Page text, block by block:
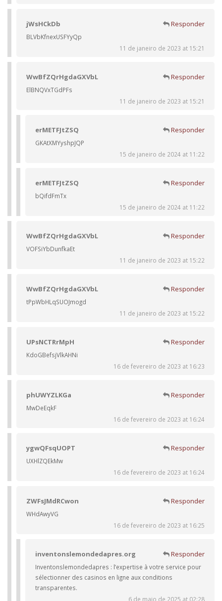
jWsHCkDb Responder
BLVbKfnexUSFYyQp
11 de janeiro de 2023 at 15:21
WwBfZQrHgdaGXVbL Responder
ElBNQVxTGdPFs
11 de janeiro de 2023 at 15:21
erMETFJtZSQ Responder
GKAtXMYyshpJQP
15 de janeiro de 2024 at 11:22
erMETFJtZSQ Responder
bQifdFmTx
15 de janeiro de 2024 at 11:22
WwBfZQrHgdaGXVbL Responder
VOFSiYbDunfkaEt
11 de janeiro de 2023 at 15:22
WwBfZQrHgdaGXVbL Responder
tPpWbHLqSUOJmogd
11 de janeiro de 2023 at 15:22
UPsNCTRrMpH Responder
KdoGBefsjVlkAHNi
16 de fevereiro de 2023 at 16:23
phUWYZLKGa Responder
MwDeEqkF
16 de fevereiro de 2023 at 16:24
ygwQFsqUOPT Responder
UXHlZQEkMw
16 de fevereiro de 2023 at 16:24
ZWFsJMdRCwon Responder
WHdAwyVG
16 de fevereiro de 2023 at 16:25
inventonslemondedapres.org Responder
Inventonslemondedapres : l’expertise à votre service pour
sélectionner des casinos en ligne aux conditions
transparentes.
6 de maio de 2025 at 02:28